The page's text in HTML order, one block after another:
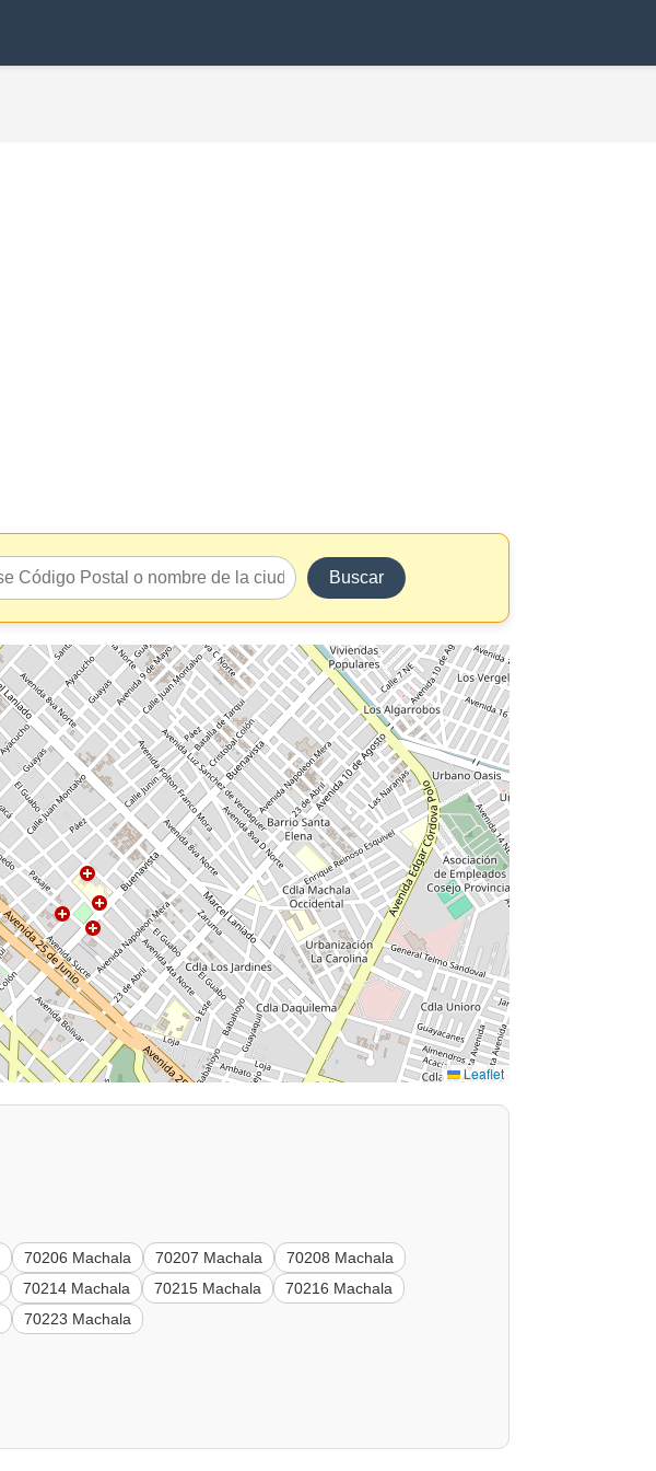
Buscar
Leaflet
70206 Machala 70207 Machala
70208 Machala
70214 Machala 70215 Machala
70216 Machala
70223 Machala